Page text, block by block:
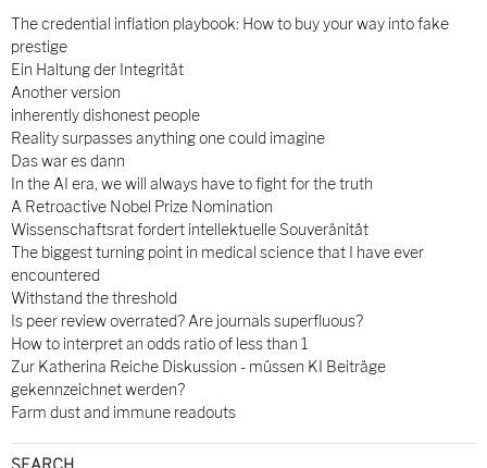
The credential inflation playbook: How to buy your way into fake
prestige
Ein Haltung der Integrität
Another version
inherently dishonest people
Reality surpasses anything one could imagine
Das war es dann
In the AI era, we will always have to fight for the truth
A Retroactive Nobel Prize Nomination
Wissenschaftsrat fordert intellektuelle Souveränität
The biggest turning point in medical science that I have ever
encountered
Withstand the threshold
Is peer review overrated? Are journals superfluous?
How to interpret an odds ratio of less than 1
Zur Katherina Reiche Diskussion - müssen KI Beiträge
gekennzeichnet werden?
Farm dust and immune readouts
SEARCH